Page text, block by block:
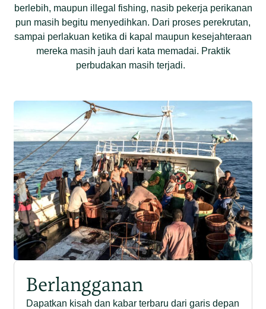
berlebih, maupun illegal fishing, nasib pekerja perikanan
pun masih begitu menyedihkan. Dari proses perekrutan,
sampai perlakuan ketika di kapal maupun kesejahteraan
mereka masih jauh dari kata memadai. Praktik
perbudakan masih terjadi.
Berlangganan
Dapatkan kisah dan kabar terbaru dari garis depan